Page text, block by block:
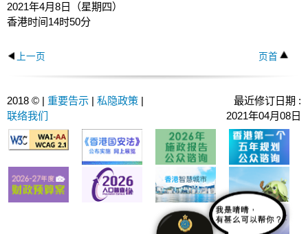
2021年4月8日（星期四）
香港时间14时50分
上一页 页首
2018 © | 重要告示 | 私隐政策 |
联络我们
最近修订日期 :
2021年04月08日